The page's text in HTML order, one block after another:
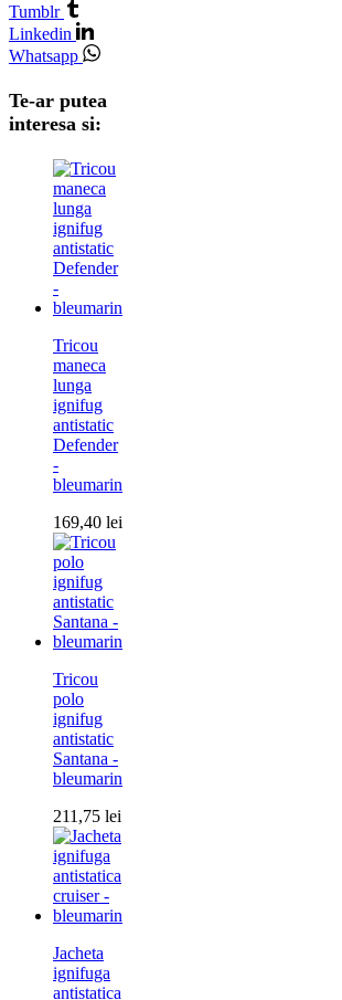
Tumblr
Linkedin
Whatsapp
Te-ar putea
interesa si:
Tricou
maneca
lunga
ignifug
antistatic
Defender
-
bleumarin
169,40 lei
Tricou
polo
ignifug
antistatic
Santana -
bleumarin
211,75 lei
Jacheta
ignifuga
antistatica